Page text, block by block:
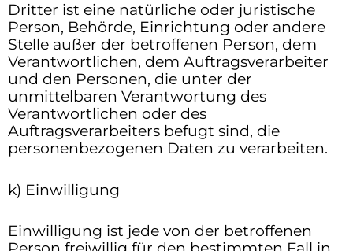
Dritter ist eine natürliche oder juristische
Person, Behörde, Einrichtung oder andere
Stelle außer der betroffenen Person, dem
Verantwortlichen, dem Auftragsverarbeiter
und den Personen, die unter der
unmittelbaren Verantwortung des
Verantwortlichen oder des
Auftragsverarbeiters befugt sind, die
personenbezogenen Daten zu verarbeiten.
k) Einwilligung
Einwilligung ist jede von der betroffenen